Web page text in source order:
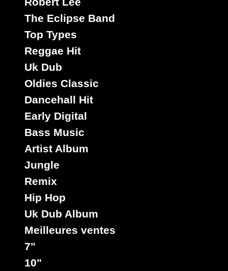
The Eclipse Band
Top Types
Reggae Hit
Uk Dub
Oldies Classic
Dancehall Hit
Early Digital
Bass Music
Artist Album
Jungle
Remix
Hip Hop
Uk Dub Album
Meilleures ventes
7"
10"